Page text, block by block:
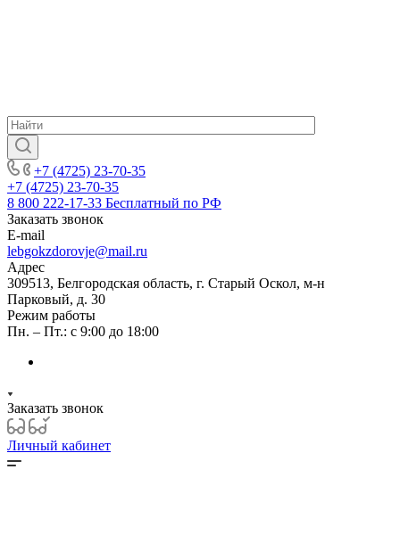
+7 (4725) 23-70-35
+7 (4725) 23-70-35
8 800 222-17-33 Бесплатный по РФ
Заказать звонок
E-mail
lebgokzdorovje@mail.ru
Адрес
309513, Белгородская область, г. Старый Оскол, м-н
Парковый, д. 30
Режим работы
Пн. – Пт.: с 9:00 до 18:00
Заказать звонок
Личный кабинет